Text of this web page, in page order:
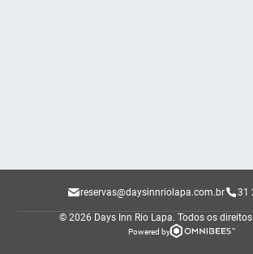
reservas@daysinnriolapa.com.br 31
© 2026 Days Inn Rio Lapa. Todos os
Powered by